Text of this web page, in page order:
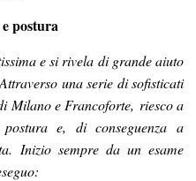
postura
e si rivela di grande aiuto
una serie di sofisticati
Milano e Francoforte, riesco a
e, di conseguenza a
Inizio sempre da un esame